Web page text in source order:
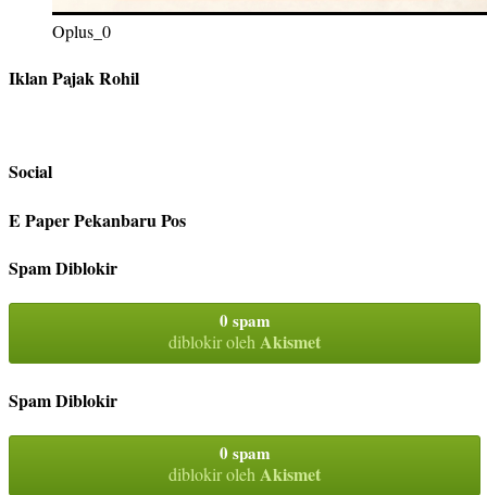
Oplus_0
Iklan Pajak Rohil
Social
E Paper Pekanbaru Pos
Spam Diblokir
0 spam
diblokir olehAkismet
Spam Diblokir
0 spam
diblokir oleh Akismet